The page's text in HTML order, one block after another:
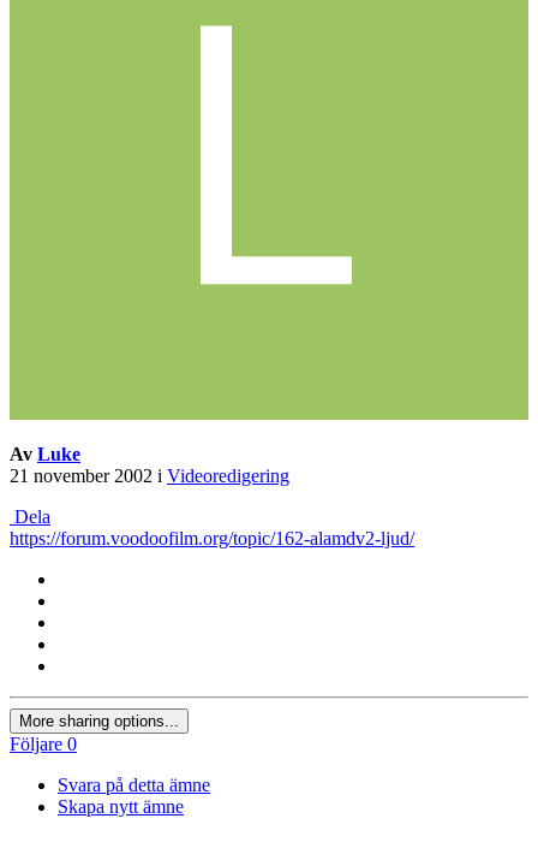
Av Luke
21 november 2002 i Videoredigering
Dela
https://forum.voodoofilm.org/topic/162-alamdv2-ljud/
More sharing options...
Följare 0
Svara på detta ämne
Skapa nytt ämne